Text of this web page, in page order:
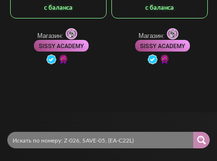
с баланса
Магазин:
SISSY ACADEMY
с баланса
Магазин:
SISSY ACADEMY